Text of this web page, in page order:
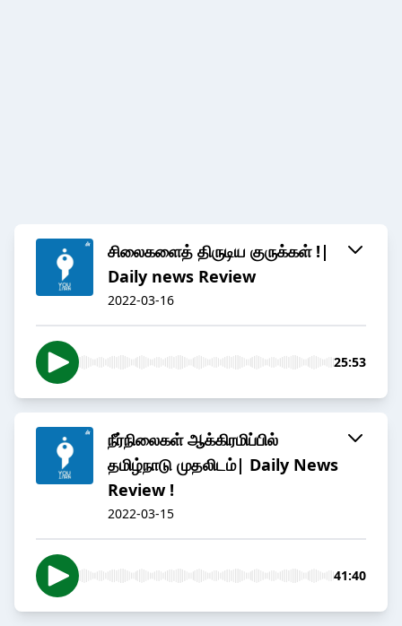
சிலைகளைத் திருடிய குருக்கள் !|
Daily news Review
2022-03-16
25:53
நீர்நிலைகள் ஆக்கிரமிப்பில்
தமிழ்நாடு முதலிடம்| Daily News
Review !
2022-03-15
41:40